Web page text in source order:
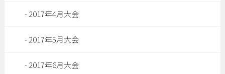
2017年4月大会
2017年5月大会
2017年6月大会